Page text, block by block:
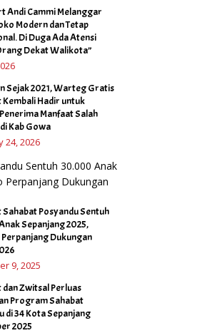
Andi Cammi Melanggar
Modern dan Tetap
Di Duga Ada Atensi
Dekat Walikota”
Sejak 2021, Warteg Gratis
Hadir untuk
Manfaat Salah
Kab Gowa
24, 2026
Posyandu Sentuh
Sepanjang 2025,
Dukungan
9, 2025
Zwitsal Perluas
Program Sahabat
di 34 Kota Sepanjang
2025